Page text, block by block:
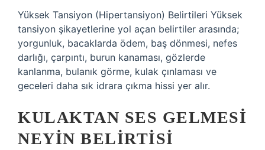
Yüksek Tansiyon (Hipertansiyon) Belirtileri Yüksek
tansiyon şikayetlerine yol açan belirtiler arasında;
yorgunluk, bacaklarda ödem, baş dönmesi, nefes
darlığı, çarpıntı, burun kanaması, gözlerde
kanlanma, bulanık görme, kulak çınlaması ve
geceleri daha sık idrara çıkma hissi yer alır.
KULAKTAN SES GELMESI
NEYIN BELIRTISI